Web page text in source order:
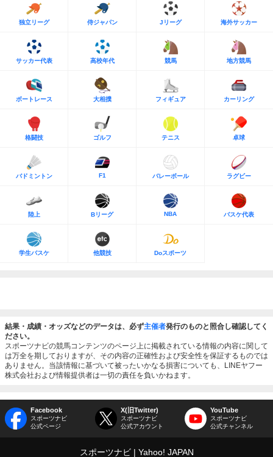
独立リーグ 侍ジャパン Jリーグ 海外サッカー
サッカー代表 高校年代 競馬 地方競馬
ボートレース 大相撲 フィギュア カーリング
格闘技 ゴルフ テニス 卓球
バドミントン F1 バレーボール ラグビー
陸上 Bリーグ NBA バスケ代表
学生バスケ 他競技 Doスポーツ
結果・成績・オッズなどのデータは、必ず主催者発行のものと照合し確認してく
ださい。
スポーツナビの競馬コンテンツのページ上に掲載されている情報の内容に関して
は万全を期しておりますが、その内容の正確性および安全性を保証するものでは
ありません。当該情報に基づいて被ったいかなる損害についても、LINEヤフー
株式会社および情報提供者は一切の責任を負いかねます。
Facebook
スポーツナビ
公式ページ
X(旧Twitter)
スポーツナビ
公式アカウント
YouTube
スポーツナビ
公式チャンネル
スポーツナビ Yahoo! JAPAN